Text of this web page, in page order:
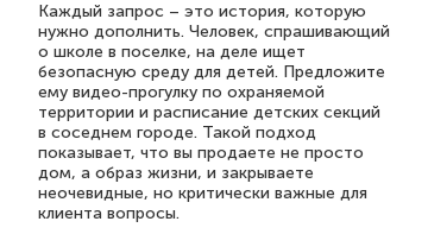
Каждый запрос – это история, которую
нужно дополнить. Человек, спрашивающий
о школе в поселке, на деле ищет
безопасную среду для детей. Предложите
ему видео-прогулку по охраняемой
территории и расписание детских секций
в соседнем городе. Такой подход
показывает, что вы продаете не просто
дом, а образ жизни, и закрываете
неочевидные, но критически важные для
клиента вопросы.